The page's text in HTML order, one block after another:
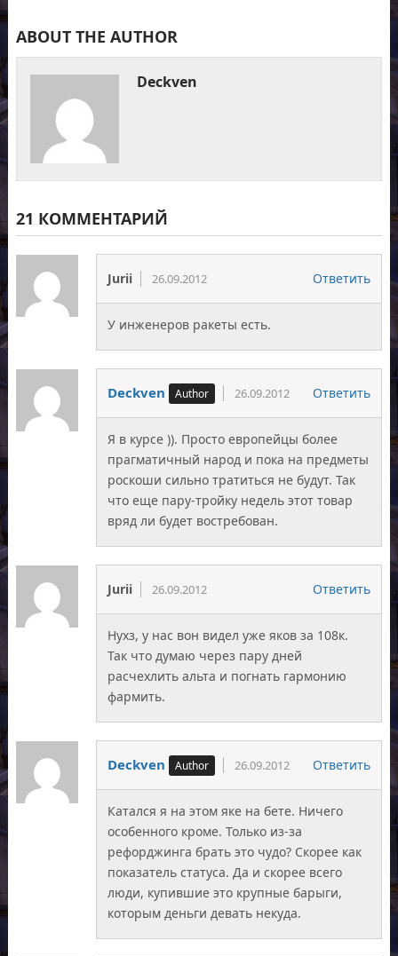
ABOUT THE AUTHOR
Deckven
21 КОММЕНТАРИЙ
Jurii 26.09.2012 Ответить
У инженеров ракеты есть.
Deckven 26.09.2012 Ответить
Я в курсе )). Просто европейцы более
прагматичный народ и пока на предметы
роскоши сильно тратиться не будут. Так
что еще пару-тройку недель этот товар
вряд ли будет востребован.
Jurii 26.09.2012 Ответить
Нухз, у нас вон видел уже яков за 108к.
Так что думаю через пару дней
расчехлить альта и погнать гармонию
фармить.
Deckven 26.09.2012 Ответить
Катался я на этом яке на бете. Ничего
особенного кроме. Только из-за
рефорджинга брать это чудо? Скорее как
показатель статуса. Да и скорее всего
люди, купившие это крупные барыги,
которым деньги девать некуда.